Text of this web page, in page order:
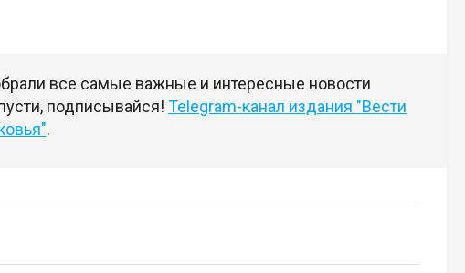
все самые важные и интересные новости
подписывайся! Telegram-канал издания "Вести
.